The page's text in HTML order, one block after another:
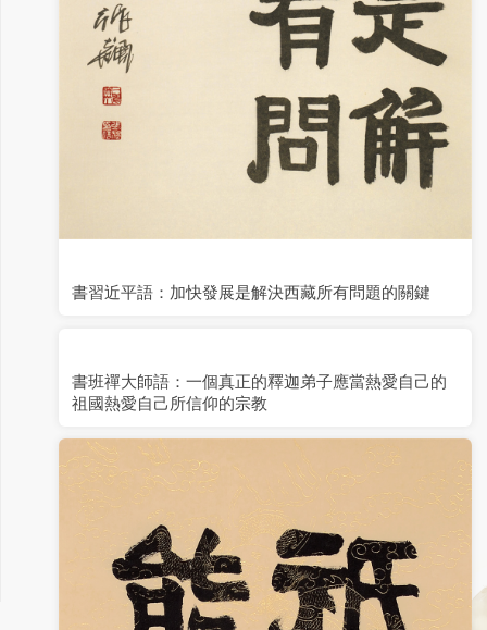
書習近平語：加快發展是解決西藏所有問題的關鍵
書班禪大師語：一個真正的釋迦弟子應當熱愛自己的
祖國熱愛自己所信仰的宗教